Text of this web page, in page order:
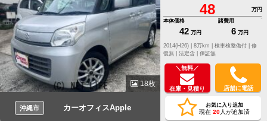
18枚
沖縄市 カーオフィスApple
48
万円
本体価格
42 万円
諸費用
6 万円
修
復無 | 法定含 | 保証無
＼無料／
在庫・見積り 店舗に電話
お気に入り追加
現在 20人が追加済